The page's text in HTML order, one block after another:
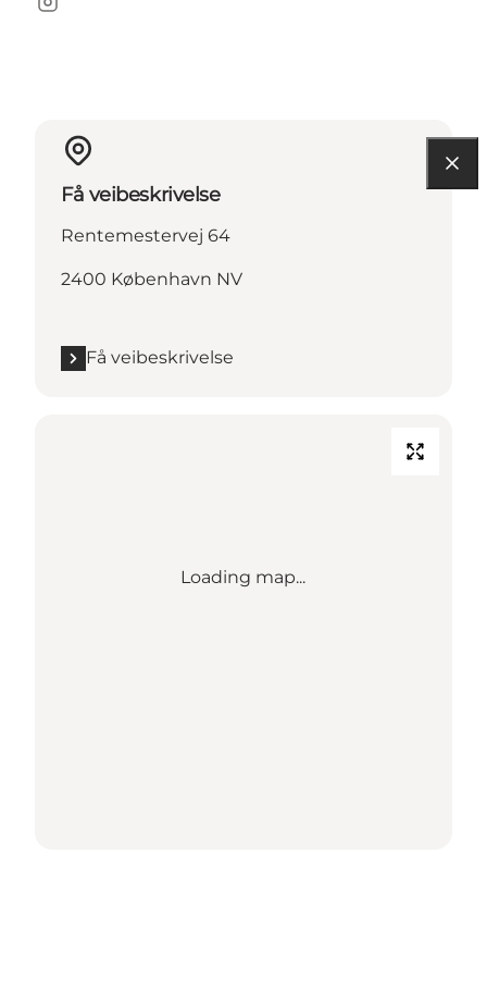
Instagram
Få veibeskrivelse
Rentemestervej 64
2400 København NV
Få veibeskrivelse
Loading map...